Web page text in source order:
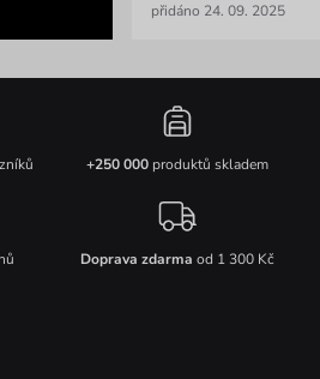
přidáno 24. 09. 2025
+250 000produktů skladem
Doprava zdarma od 1 300 Kč